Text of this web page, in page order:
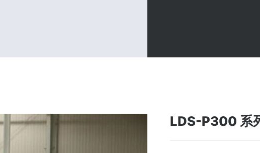
LDS-P300 系